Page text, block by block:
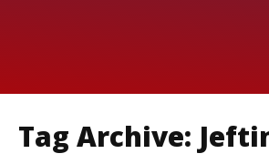
Tag Archive: